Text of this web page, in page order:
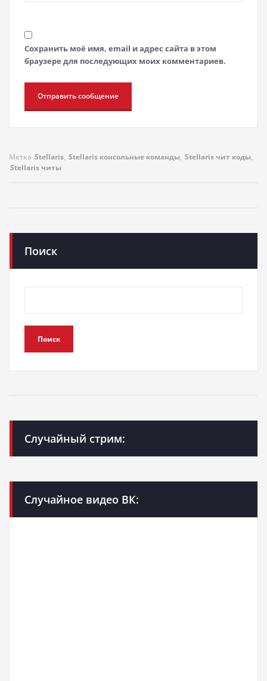
Сохранить моё имя, email и адрес сайта в этом
браузере для последующих моих комментариев.
Метка Stellaris, Stellaris консольные команды, Stellaris чит коды,
Stellaris читы
Поиск
Поиск
Случайный стрим:
Случайное видео ВК: